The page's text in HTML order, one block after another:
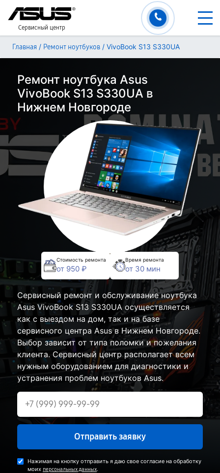
Сервисный центр
Главная / Ремонт ноутбуков / VivoBook S13 S330UA
Ремонт ноутбука Asus
VivoBook S13 S330UA в
Нижнем Новгороде
Стоимость ремонта
от 950 ₽
Время ремонта
от 30 мин
Сервисный ремонт и обслуживание ноутбука
Asus VivoBook S13 S330UA осуществляется
как с выездом на дом, так и на базе
сервисного центра Asus в Нижнем Новгороде.
Выбор зависит от типа поломки и пожелания
клиента. Сервисный центр располагает всем
нужным оборудованием для диагностики и
устранения проблем ноутбуков Asus.
Отправить заявку
Нажимая на кнопку отправить я даю свое согласие на обработку
моих персональных данных.